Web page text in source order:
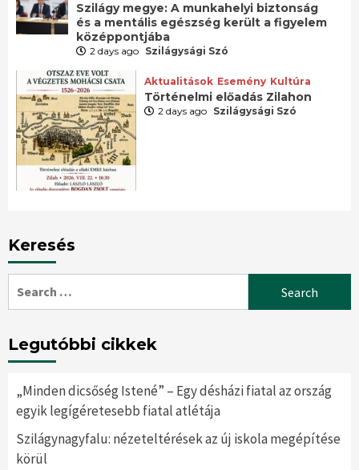
Szilágy megye: A munkahelyi biztonság
és a mentális egészség került a figyelem
középpontjába
2 days ago Szilágysági Szó
Aktualitások Esemény Kultúra
Történelmi előadás Zilahon
2 days ago Szilágysági Szó
Keresés
Legutóbbi cikkek
„Minden dicsőség Istené” – Egy désházi fiatal az ország
egyik legígéretesebb fiatal atlétája
Szilágynagyfalu: nézeteltérések az új iskola megépítése
körül